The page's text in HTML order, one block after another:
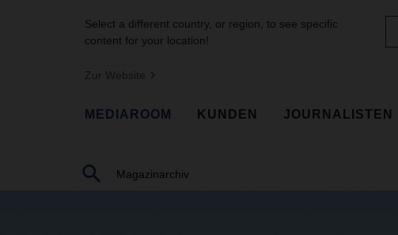
Select a different country, or region, to see specific
content for your location!
Zur Website
MEDIAROOM KUNDEN JOURNALISTEN